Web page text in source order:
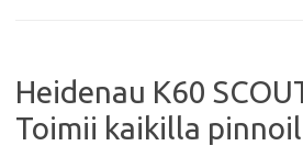
Heidenau K60
Toimii kaikilla